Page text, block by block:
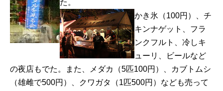
た。
かき氷（100円）、チ
キンナゲット、フラ
ンクフルト、冷しキ
ューリ、ビールなど
の夜店もでた。また、メダカ（5匹100円）、カブトムシ
（雄雌で500円）、クワガタ（1匹500円）なども売って